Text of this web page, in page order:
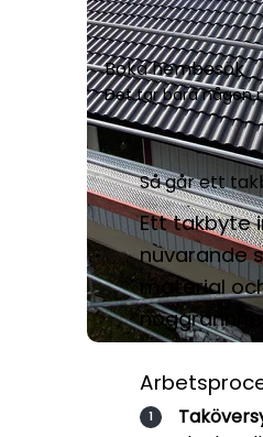
Boka hembesök
Det tar bara någon
Så går ett
Ett takbyte
nuvarande
material